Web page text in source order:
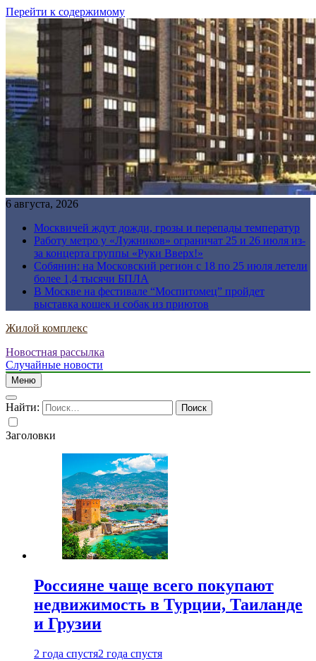
Перейти к содержимому
6 августа, 2026
Москвичей ждут дожди, грозы и перепады температур
Работу метро у «Лужников» ограничат 25 и 26 июля из-
за концерта группы «Руки Вверх!»
Собянин: на Московский регион с 18 по 25 июля летели
более 1,4 тысячи БПЛА
В Москве на фестивале “Моспитомец” пройдет
выставка кошек и собак из приютов
Жилой комплекс
Новостная рассылка
Случайные новости
Меню
Найти:
Заголовки
Россияне чаще всего покупают
недвижимость в Турции, Таиланде
и Грузии
2 года спустя2 года спустя